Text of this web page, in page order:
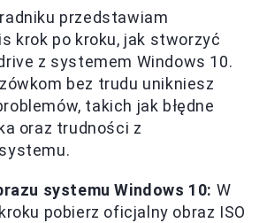
przedstawiam
krok po kroku, jak stworzyć
z systemem Windows 10.
bez trudu unikniesz
takich jak błędne
oraz trudności z
systemu Windows 10: W
pobierz oficjalny obraz ISO